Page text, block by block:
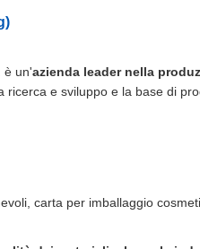
è un'azienda leader nella
ricerca e sviluppo e la base di
carta per imballaggio